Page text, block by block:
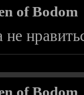
of Bodom
не
of Bodom